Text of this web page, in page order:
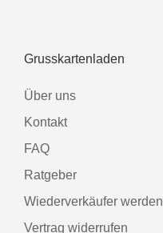
Grusskartenladen
Über uns
Kontakt
FAQ
Ratgeber
Wiederverkäufer werden
Vertrag widerrufen